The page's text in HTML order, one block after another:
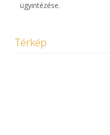
ügyintézése.
Térkép